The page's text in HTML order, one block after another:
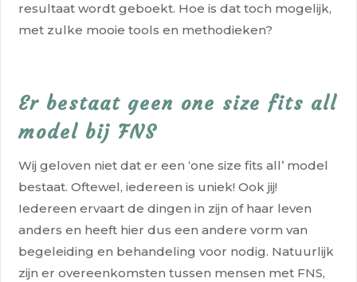
resultaat wordt geboekt. Hoe is dat toch mogelijk,
met zulke mooie tools en methodieken?
Er bestaat geen one size fits all
model bij FNS
Wij geloven niet dat er een‘one size fits all’ model
bestaat. Oftewel, iedereen is uniek! Ook jij!
Iedereen ervaart de dingen in zijn of haar leven
anders en heeft hier dus een andere vorm van
begeleiding en behandeling voor nodig. Natuurlijk
zijn er overeenkomsten tussen mensen met FNS,